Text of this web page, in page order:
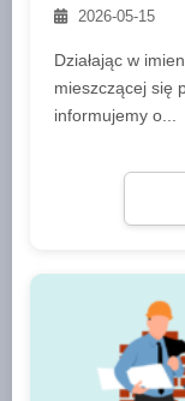
2026-05-15
Działając w
mieszczącej się
informujemy o...